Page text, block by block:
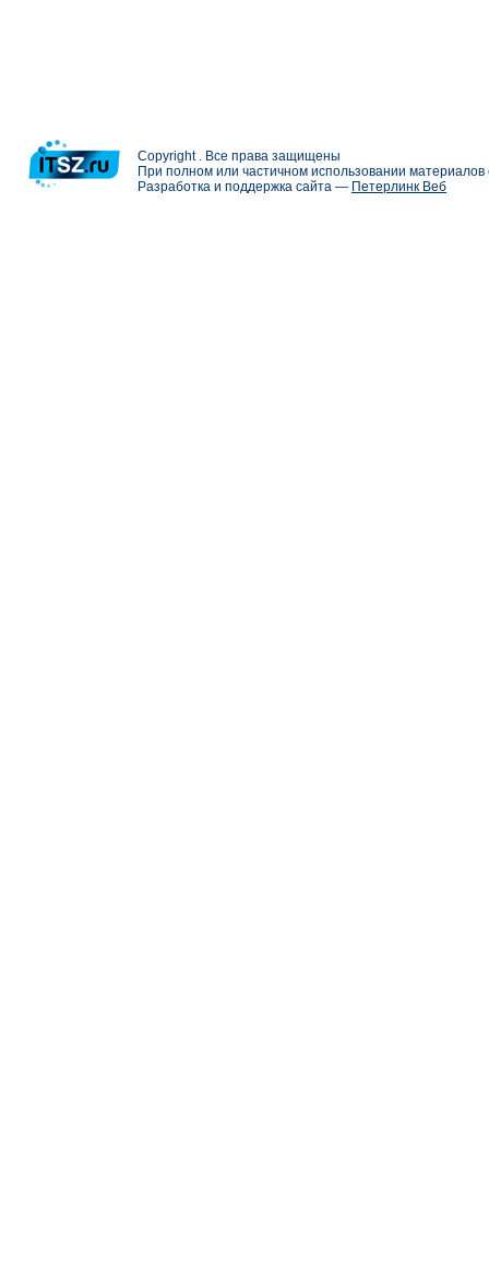
Copyright . Все права защищены
При полном или частичном использовании
Разработка и поддержка сайта — Петерлинк Веб